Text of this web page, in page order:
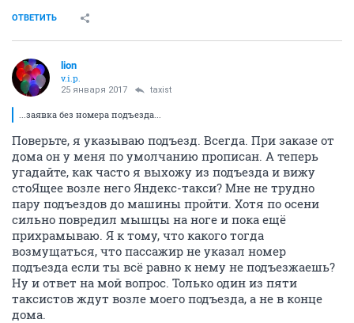
ОТВЕТИТЬ
lion
v.i.p.
25 января 2017 taxist
...заявка без номера подъезда...
Поверьте, я указываю подъезд. Всегда. При заказе от
дома он у меня по умолчанию прописан. А теперь
угадайте, как часто я выхожу из подъезда и вижу
стоЯщее возле него Яндекс-такси? Мне не трудно
пару подъездов до машины пройти. Хотя по осени
сильно повредил мышцы на ноге и пока ещё
прихрамываю. Я к тому, что какого тогда
возмущаться, что пассажир не указал номер
подъезда если ты всё равно к нему не подъезжаешь?
Ну и ответ на мой вопрос. Только один из пяти
таксистов ждут возле моего подъезда, а не в конце
дома.